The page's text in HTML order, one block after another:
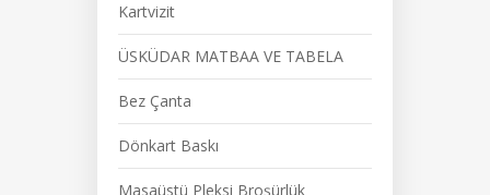
Kartvizit
ÜSKÜDAR MATBAA VE TABELA
Bez Çanta
Dönkart Baskı
Masaüstü Pleksi Broşürlük